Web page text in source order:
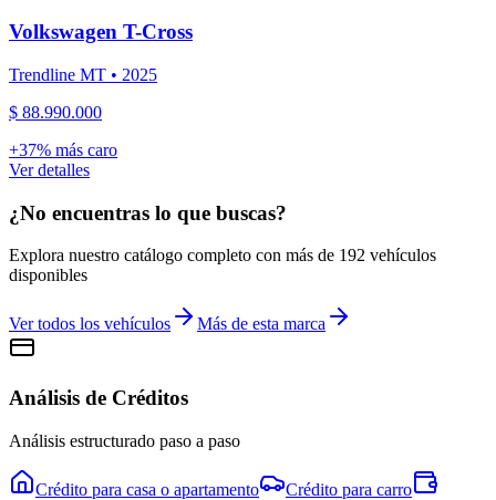
Volkswagen T-Cross
Trendline MT • 2025
$ 88.990.000
+37% más caro
Ver detalles
¿No encuentras lo que buscas?
Explora nuestro catálogo completo con más de 192 vehículos
disponibles
Ver todos los vehículos Más de esta marca
Análisis de Créditos
Análisis estructurado paso a paso
Crédito para casa o apartamento Crédito para carro